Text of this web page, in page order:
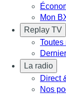
Mon
Replay TV
Toutes
La radio
Direct
Nos